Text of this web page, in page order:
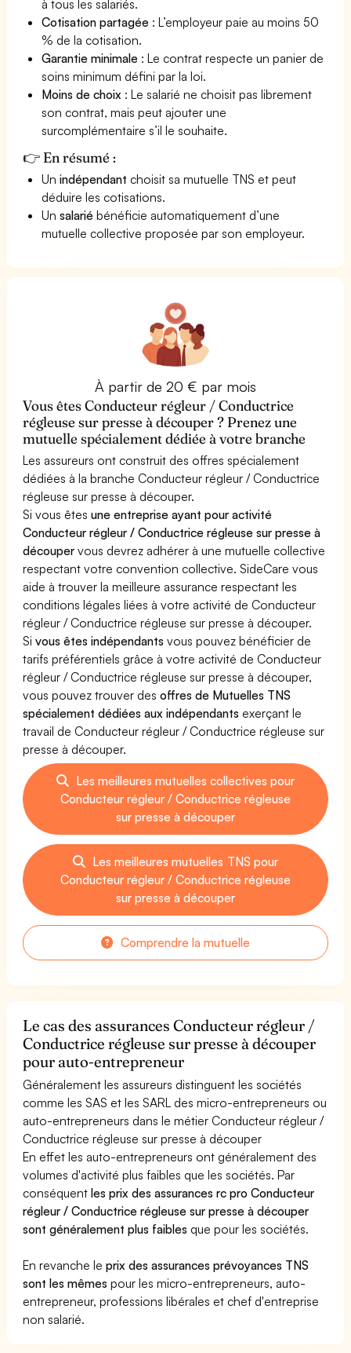
à tous les salariés.
Cotisation partagée : L’employeur paie au moins 50
% de la cotisation.
Garantie minimale : Le contrat respecte un panier de
soins minimum défini par la loi.
Moins de choix : Le salarié ne choisit pas librement
son contrat, mais peut ajouter une
surcomplémentaire s’il le souhaite.
👉 En résumé :
Unindépendant choisit sa mutuelle TNS et peut
déduire les cotisations.
Unsalarié bénéficie automatiquement d’une
mutuelle collective proposée par son employeur.
À partir de 20 € par mois
Vous êtes Conducteur régleur / Conductrice
régleuse sur presse à découper ? Prenez une
mutuelle spécialement dédiée à votre branche
Les assureurs ont construit des offres spécialement
dédiées à la branche Conducteur régleur / Conductrice
régleuse sur presse à découper.
Si vous êtesune entreprise ayant pour activité
Conducteur régleur / Conductrice régleuse sur presse à
découper vous devrez adhérer à une mutuelle collective
respectant votre convention collective. SideCare vous
aide à trouver la meilleure assurance respectant les
conditions légales liées à votre activité de Conducteur
régleur / Conductrice régleuse sur presse à découper.
Sivous êtes indépendants vous pouvez bénéficier de
tarifs préférentiels grâce à votre activité de Conducteur
régleur / Conductrice régleuse sur presse à découper,
vous pouvez trouver desoffres de Mutuelles TNS
spécialement dédiées aux indépendants exerçant le
travail de Conducteur régleur / Conductrice régleuse sur
presse à découper.
Les meilleures mutuelles collectives pour
Conducteur régleur / Conductrice régleuse
sur presse à découper
Les meilleures mutuelles TNS pour
Conducteur régleur / Conductrice régleuse
sur presse à découper
Comprendre la mutuelle
Le cas des assurances Conducteur régleur /
Conductrice régleuse sur presse à découper
pour auto-entrepreneur
Généralement les assureurs distinguent les sociétés
comme les SAS et les SARL des micro-entrepreneurs ou
auto-entrepreneurs dans le métier Conducteur régleur /
Conductrice régleuse sur presse à découper
En effet les auto-entrepreneurs ont généralement des
volumes d'activité plus faibles que les sociétés. Par
conséquentles prix des assurances rc pro Conducteur
régleur / Conductrice régleuse sur presse à découper
sont généralement plus faibles que pour les sociétés.
En revanche leprix des assurances prévoyances TNS
sont les mêmes pour les micro-entrepreneurs, auto-
entrepreneur, professions libérales et chef d'entreprise
non salarié.